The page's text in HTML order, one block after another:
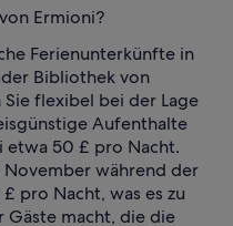
Ermioni?
Ferienunterkünfte in
Bibliothek von
flexibel bei der Lage
Aufenthalte
etwa 50 £ pro Nacht.
während der
pro Nacht, was es zu
macht, die die